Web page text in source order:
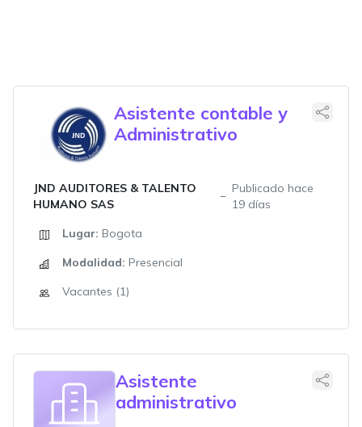
Asistente contable y
Administrativo
JND AUDITORES & TALENTO
HUMANO SAS
Publicado hace
19 días
Lugar: Bogota
Modalidad: Presencial
Vacantes (1)
Asistente
administrativo